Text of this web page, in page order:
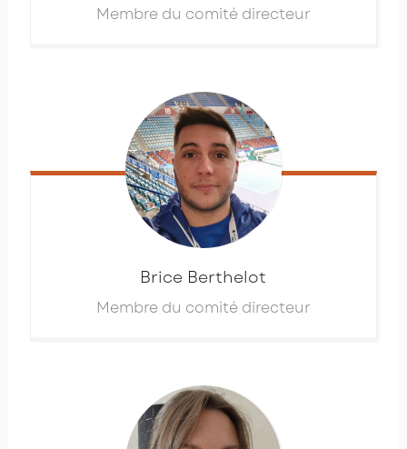
Membre du comité directeur
Brice Berthelot
Membre du comité directeur